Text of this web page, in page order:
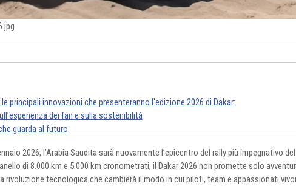
principali innovazioni che presenteranno l'edizione 2026 di Dakar:
dei fan e sulla sostenibilità
guarda al futuro
2026, l’Arabia Saudita sarà nuovamente l’epicentro del rally più impegnativo
di 8.000 km e 5.000 km cronometrati, il Dakar 2026 non promette solo
rivoluzione tecnologica che cambierà il modo in cui piloti, team e appassionati